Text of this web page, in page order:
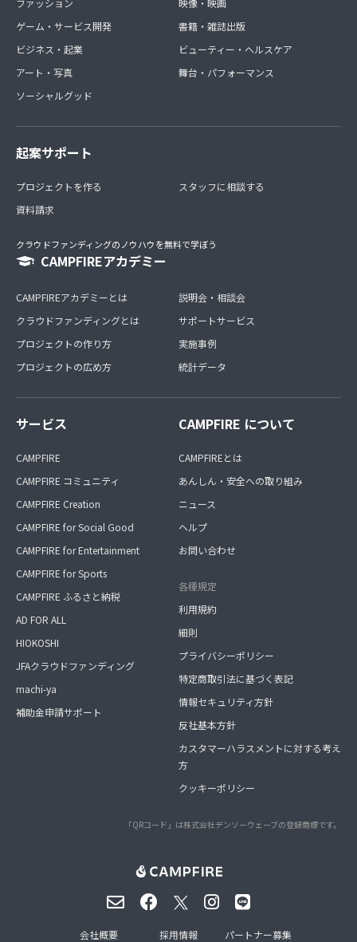
ファッション
ゲーム・サービス開発
ビジネス・起業
アート・写真
ソーシャルグッド
映像・映画
書籍・雑誌出版
ビューティー・ヘルスケア
舞台・パフォーマンス
起案サポート
プロジェクトを作る
資料請求
スタッフに相談する
クラウドファンディングのノウハウを無料で学ぼう
CAMPFIREアカデミー
CAMPFIREアカデミーとは
クラウドファンディングとは
プロジェクトの作り方
プロジェクトの広め方
説明会・相談会
サポートサービス
実施事例
統計データ
サービス
CAMPFIRE
CAMPFIRE コミュニティ
CAMPFIRE Creation
CAMPFIRE for Social Good
CAMPFIRE for Entertainment
CAMPFIRE for Sports
CAMPFIRE ふるさと納税
AD FOR ALL
HIOKOSHI
JFAクラウドファンディング
machi-ya
補助金申請サポート
CAMPFIRE について
CAMPFIREとは
あんしん・安全への取り組み
ニュース
ヘルプ
お問い合わせ
各種規定
利用規約
細則
プライバシーポリシー
特定商取引法に基づく表記
情報セキュリティ方針
反社基本方針
カスタマーハラスメントに対する考え
方
クッキーポリシー
「QRコード」は株式会社デンソーウェーブの登録商標です。
会社概要 採用情報 パートナー募集